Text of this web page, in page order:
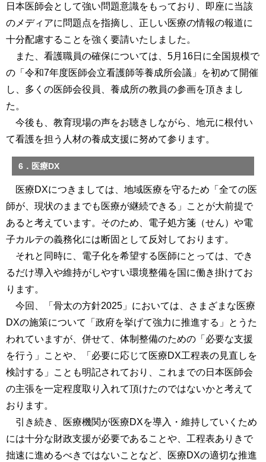
日本医師会として強い問題意識をもっており、即座に当該
のメディアに問題点を指摘し、正しい医療の情報の報道に
十分配慮することを強く要請いたしました。
また、看護職員の確保については、5月16日に全国規模で
の「令和7年度医師会立看護師等養成所会議」を初めて開催
し、多くの医師会役員、養成所の教員の参画を頂きまし
た。
今後も、教育現場の声をお聴きしながら、地元に根付い
て看護を担う人材の養成支援に努めて参ります。
6．医療DX
医療DXにつきましては、地域医療を守るため「全ての医
師が、現状のままでも医療が継続できる」ことが大前提で
あると考えています。そのため、電子処方箋（せん）や電
子カルテの義務化には断固として反対しております。
それと同時に、電子化を希望する医師にとっては、でき
るだけ導入や維持がしやすい環境整備を国に働き掛けてお
ります。
今回、「骨太の方針2025」においては、さまざまな医療
DXの施策について「政府を挙げて強力に推進する」とうた
われていますが、併せて、体制整備のための「必要な支援
を行う」ことや、「必要に応じて医療DX工程表の見直しを
検討する」ことも明記されており、これまでの日本医師会
の主張を一定程度取り入れて頂けたのではないかと考えて
おります。
引き続き、医療機関が医療DXを導入・維持していくため
には十分な財政支援が必要であることや、工程表ありきで
拙速に進めるべきではないことなど、医療DXの適切な推進